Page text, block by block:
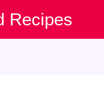
Recipes